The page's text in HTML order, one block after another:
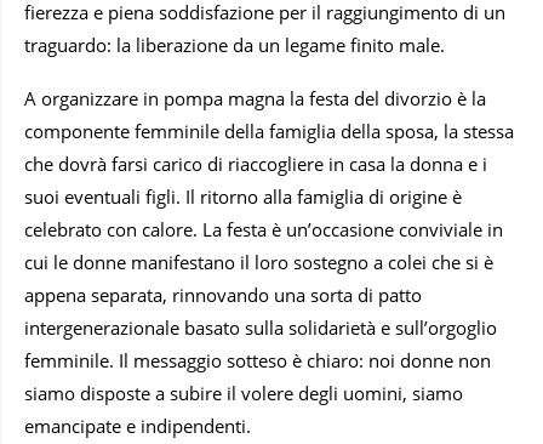
fierezza e piena soddisfazione per il raggiungimento di un
traguardo: la liberazione da un legame finito male.
A organizzare in pompa magna la festa del divorzio è la
componente femminile della famiglia della sposa, la stessa
che dovrà farsi carico di riaccogliere in casa la donna e i
suoi eventuali figli. Il ritorno alla famiglia di origine è
celebrato con calore. La festa è un’occasione conviviale in
cui le donne manifestano il loro sostegno a colei che si è
appena separata, rinnovando una sorta di patto
intergenerazionale basato sulla solidarietà e sull’orgoglio
femminile. Il messaggio sotteso è chiaro: noi donne non
siamo disposte a subire il volere degli uomini, siamo
emancipate e indipendenti.